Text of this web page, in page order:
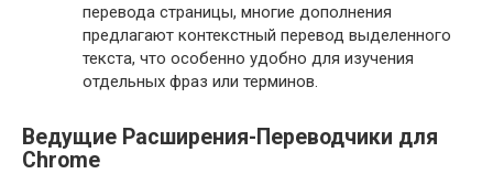
перевода страницы, многие дополнения
предлагают контекстный перевод выделенного
текста, что особенно удобно для изучения
отдельных фраз или терминов.
Ведущие Расширения-Переводчики для
Chrome